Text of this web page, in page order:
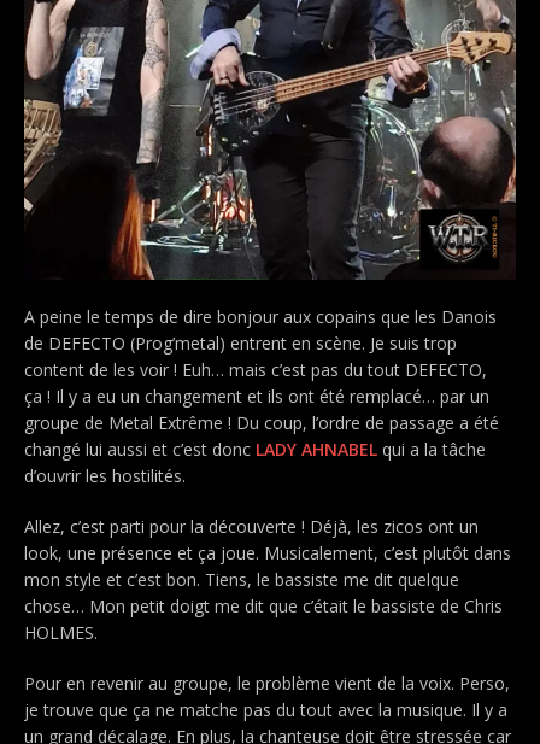
A peine le temps de dire bonjour aux copains que les Danois
de DEFECTO (Prog’metal) entrent en scène. Je suis trop
content de les voir ! Euh… mais c’est pas du tout DEFECTO,
ça ! Il y a eu un changement et ils ont été remplacé… par un
groupe de Metal Extrême ! Du coup, l’ordre de passage a été
changé lui aussi et c’est donc LADY AHNABEL qui a la tâche
d’ouvrir les hostilités.
Allez, c’est parti pour la découverte ! Déjà, les zicos ont un
look, une présence et ça joue. Musicalement, c’est plutôt dans
mon style et c’est bon. Tiens, le bassiste me dit quelque
chose… Mon petit doigt me dit que c’était le bassiste de Chris
HOLMES.
Pour en revenir au groupe, le problème vient de la voix. Perso,
je trouve que ça ne matche pas du tout avec la musique. Il y a
un grand décalage. En plus, la chanteuse doit être stressée car